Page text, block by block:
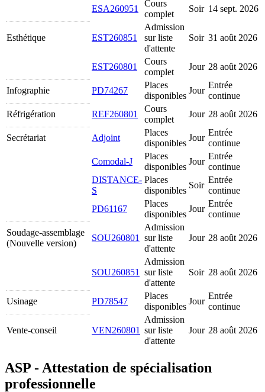
ESA260951
Cours
complet
Soir 14 sept. 2026
Esthétique EST260851
Admission
sur liste
d'attente
Soir 31 août 2026
EST260801
Cours
complet
Jour 28 août 2026
Infographie PD74267
Places
disponibles
Jour
Entrée
continue
Réfrigération
REF260801
Cours
complet
Jour 28 août 2026
Secrétariat Adjoint
Places
disponibles
Jour
Entrée
continue
Comodal-J
Places
disponibles
Jour
Entrée
continue
DISTANCE-
S
Places
disponibles
Soir
Entrée
continue
PD61167
Places
disponibles
Jour
Entrée
continue
Soudage-assemblage
(Nouvelle version)
SOU260801
Admission
sur liste
d'attente
Jour 28 août 2026
SOU260851
Admission
sur liste
d'attente
Soir 28 août 2026
Usinage PD78547
Places
disponibles
Jour
Entrée
continue
Vente-conseil VEN260801
Admission
sur liste
d'attente
Jour 28 août 2026
ASP - Attestation de spécialisation
professionnelle